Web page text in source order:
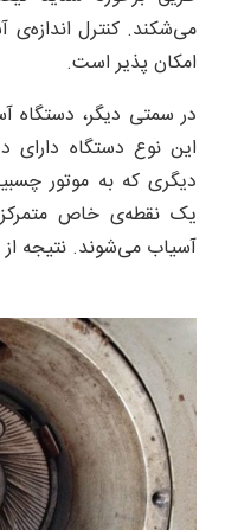
می‌شکند. کنترل اندازه‌ی
امکان پذیر است.
در سمتی دیگر، دستگاه‌
این نوع دستگاه
دیگری که به موتور
یک نقطه‌ی خاص متمرکز
آسیاب می‌شوند. نتیجه